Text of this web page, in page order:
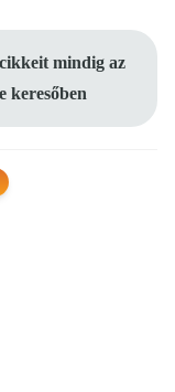
mindig az
keresőben